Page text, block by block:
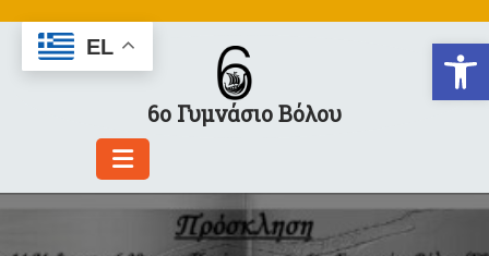
content
6ο Γυμνάσιο Βόλου
EL